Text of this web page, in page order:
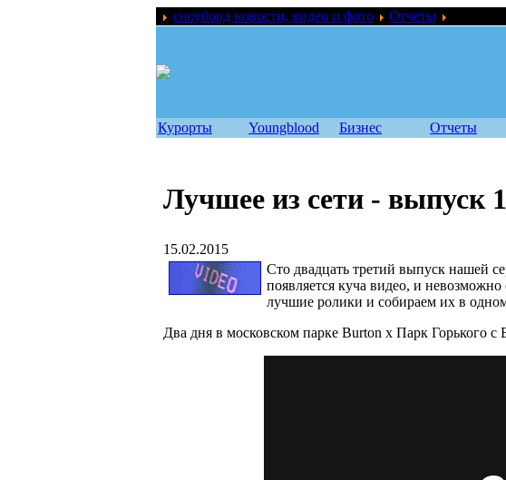
сноуборд новости, видео и фото Отчеты
Курорты Youngblood Бизнес Отчеты
Лучшее из сети - выпуск
15.02.2015
Сто двадцать третий выпуск нашей
появляется куча видео, и
лучшие ролики и собираем их в
Два дня в московском парке Burton x Парк Горького